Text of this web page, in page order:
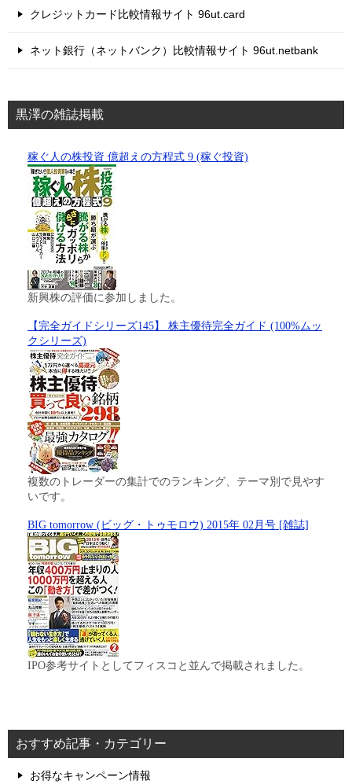
クレジットカード比較情報サイト 96ut.card
ネット銀行（ネットバンク）比較情報サイト 96ut.netbank
黒澤の雑誌掲載
稼ぐ人の株投資 億超えの方程式 9 (稼ぐ投資)
新興株の評価に参加しました。
【完全ガイドシリーズ145】 株主優待完全ガイド (100%ムッ
クシリーズ)
複数のトレーダーの集計でのランキング、テーマ別で見やす
いです。
BIG tomorrow (ビッグ・トゥモロウ) 2015年 02月号 [雑誌]
IPO参考サイトとしてフィスコと並んで掲載されました。
おすすめ記事・カテゴリー
お得なキャンペーン情報